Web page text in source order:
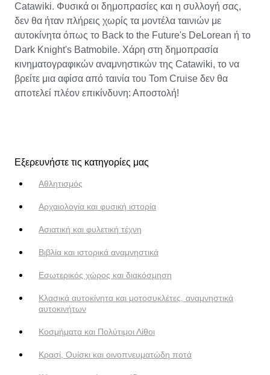
Catawiki. Φυσικά οι δημοπρασίες και η συλλογή σας,
δεν θα ήταν πλήρεις χωρίς τα μοντέλα ταινιών με
αυτοκίνητα όπως το Back to the Future's DeLorean ή το
Dark Knight's Batmobile. Χάρη στη δημοπρασία
κινηματογραφικών αναμνηστικών της Catawiki, το να
βρείτε μια αφίσα από ταινία του Tom Cruise δεν θα
αποτελεί πλέον επικίνδυνη: Αποστολή!
Εξερευνήστε τις κατηγορίες μας
Αθλητισμός
Αρχαιολογία και φυσική ιστορία
Ασιατική και φυλετική τέχνη
Βιβλία και ιστορικά αναμνηστικά
Εσωτερικός χώρος και διακόσμηση
Κλασικά αυτοκίνητα και μοτοσυκλέτες, αναμνηστικά
αυτοκινήτων
Κοσμήματα και Πολύτιμοι Λίθοι
Κρασί, Ουίσκι και οινοπνευματώδη ποτά